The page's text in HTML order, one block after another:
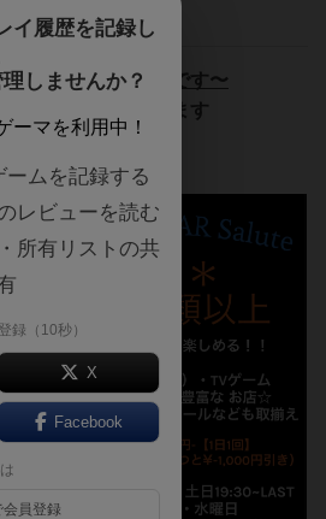
した楽しめるお店です〜
70種以上置いています
イ履歴を記録し
しませんか？
ーマを利用中！
ムを記録する
レビューを読む
所有リストの共
録（10秒）
X
Facebook
会員登録